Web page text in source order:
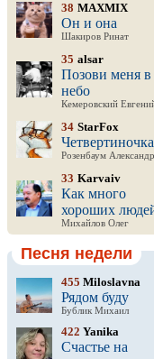
38 MAXMIX
Он и она
Шакиров Ринат
35 alsar
Позови меня в
небо
Кемеровский
34 StarFox
Четвертиночка
Розенбаум Александр
33 Karvaiv
Как много
хороших
Михайлов Олег
Песня недели
455 Miloslavna
Рядом буду
Бублик Михаил
422 Yanika
Счастье на